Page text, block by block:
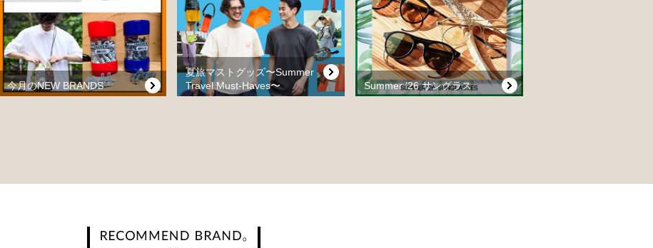
今月のNEW BRANDS
夏旅マストグッズ〜Summer
Travel Must-Haves〜
Summer ’26 サングラス